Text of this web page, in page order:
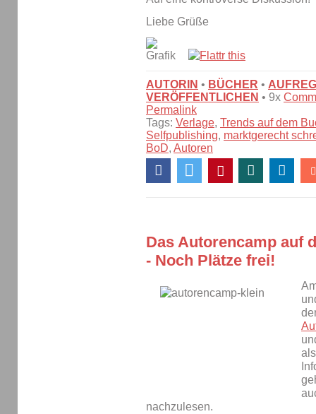
Liebe Grüße
AUTORIN • BÜCHER •
VERÖFFENTLICHEN • 9x
Permalink
Tags: Verlage, Trends auf dem
Selfpublishing, marktgerecht
BoD, Autoren
Das Autorencamp auf
- Noch Plätze frei!
nachzulesen.